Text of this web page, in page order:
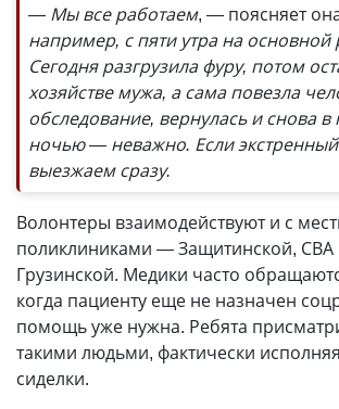
— Мы все работаем, — поясняет
например, с пяти утра на основной
Сегодня разгрузила фуру, потом
хозяйстве мужа, а сама повезла
обследование, вернулась и снова в
ночью — неважно. Если
выезжаем сразу.
Волонтеры взаимодействуют и с
поликлиниками — Защитинской, СВА
Грузинской. Медики часто
когда пациенту еще не назначен
помощь уже нужна. Ребята
такими людьми, фактически
сиделки.